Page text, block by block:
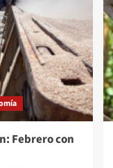
Febrero con